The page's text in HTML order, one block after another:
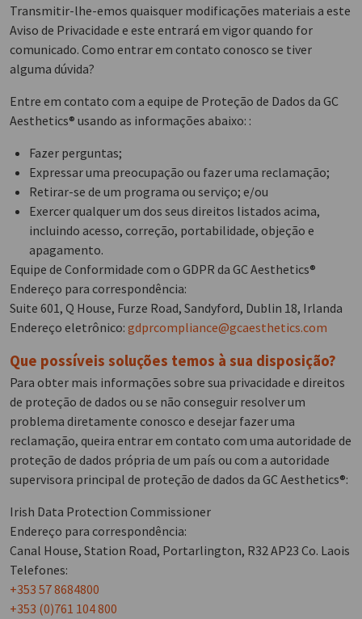
Transmitir-lhe-emos quaisquer modificações materiais a este
Aviso de Privacidade e este entrará em vigor quando for
comunicado. Como entrar em contato conosco se tiver
alguma dúvida?
Entre em contato com a equipe de Proteção de Dados da GC
Aesthetics® usando as informações abaixo: :
Fazer perguntas;
Expressar uma preocupação ou fazer uma reclamação;
Retirar-se de um programa ou serviço; e/ou
Exercer qualquer um dos seus direitos listados acima,
incluindo acesso, correção, portabilidade, objeção e
apagamento.
Equipe de Conformidade com o GDPR da GC Aesthetics®
Endereço para correspondência:
Suite 601, Q House, Furze Road, Sandyford, Dublin 18, Irlanda
Endereço eletrônico: gdprcompliance@gcaesthetics.com
Que possíveis soluções temos à sua disposição?
Para obter mais informações sobre sua privacidade e direitos
de proteção de dados ou se não conseguir resolver um
problema diretamente conosco e desejar fazer uma
reclamação, queira entrar em contato com uma autoridade de
proteção de dados própria de um país ou com a autoridade
supervisora principal de proteção de dados da GC Aesthetics®:
Irish Data Protection Commissioner
Endereço para correspondência:
Canal House, Station Road, Portarlington, R32 AP23 Co. Laois
Telefones:
+353 57 8684800
+353 (0)761 104 800